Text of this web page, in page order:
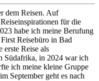
dem Reisen. Auf
für die
habe ich meine Berufung
Reisebüro in Bad
erste Reise als
Südafrika, in 2024 war ich
ich meine kleine Gruppe
September geht es nach